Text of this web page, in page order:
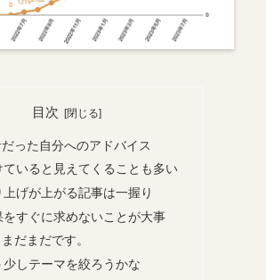
目次
った自分へのアドバイス
ていると見えてくることも多い
上げが上がる記事は一握り
をすぐに求めないことが大事
だまだです。
少しテーマを絞ろうかな